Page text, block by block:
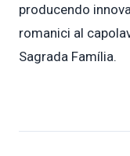
producendo
romanici al
Sagrada Família.